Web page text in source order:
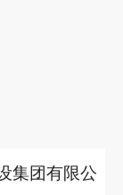
集团有限公